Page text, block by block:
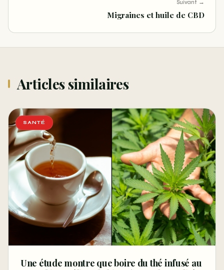
Suivant →
Migraines et huile de CBD
Articles similaires
SANTÉ
Une étude montre que boire du thé infusé au